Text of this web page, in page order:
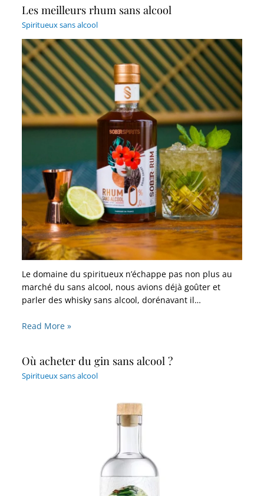
Les meilleurs rhum sans alcool
Spiritueux sans alcool
Le domaine du spiritueux n’échappe pas non plus au
marché du sans alcool, nous avions déjà goûter et
parler des whisky sans alcool, dorénavant il…
Read More »
Où acheter du gin sans alcool ?
Spiritueux sans alcool